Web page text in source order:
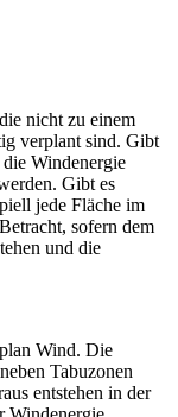
nicht zu einem
verplant sind. Gibt
Windenergie
Gibt es
jede Fläche im
sofern dem
und die
Wind. Die
Tabuzonen
entstehen in der